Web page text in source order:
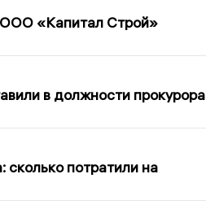
«Капитал Строй»
в должности прокурора
потратили на